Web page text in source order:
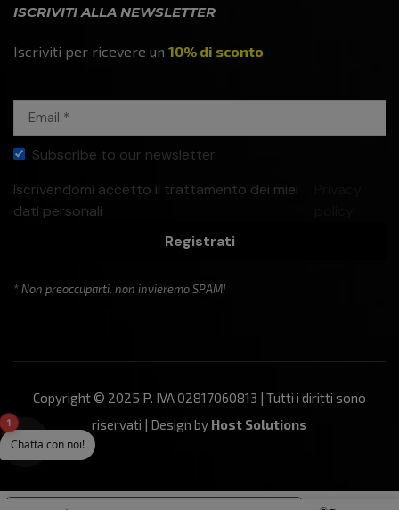
Chatta con noi!
1
ISCRIVITI ALLA NEWSLETTER
Iscriviti per ricevere un 10% di sconto
Subscribe to our newsletter
Iscrivendomi accetto il trattamento dei miei
dati personali
Registrati
* Non preoccuparti, non invieremo SPAM!
Copyright © 2025 P. IVA 02817060813 | Tutti i diritti sono
riservati | Design by Host Solutions